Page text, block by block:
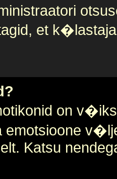
et
on
emotsioone
Katsu